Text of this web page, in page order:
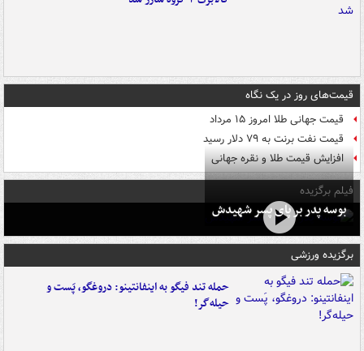
قیمت‌های روز در یک نگاه
قیمت جهانی طلا امروز ۱۵ مرداد
قیمت نفت برنت به ۷۹ دلار رسید
افزایش قیمت طلا و نقره جهانی
فیلم برگزیده
بوسه‌ پدر بر پای پسر شهیدش
برگزیده ورزشی
حمله تند فیگو به اینفانتینو: دروغگو، پَست‌ و
حیله‌گر!